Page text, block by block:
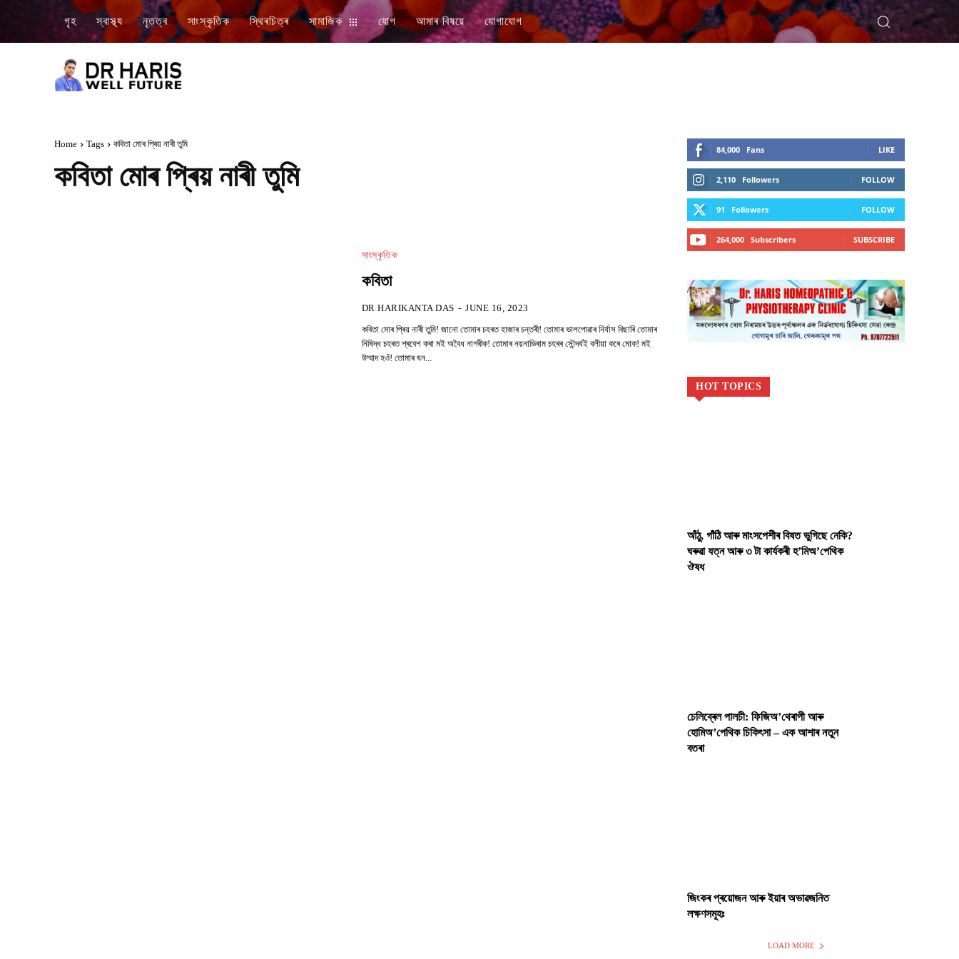
গৃহ স্বাস্থ্য নৃতত্ব সাংস্কৃতিক স্থিৰচিত্ৰ সামাজিক যোগ আমাৰ বিষয়ে যোগাযোগ
Home Tags কবিতা মোৰ প্ৰিয় নাৰী তুমি
কবিতা মোৰ প্ৰিয় নাৰী তুমি
সাংস্কৃতিক
কবিতা
DR HARIKANTA DAS - JUNE 16, 2023
কবিতা মোৰ প্ৰিয় নাৰী তুমি! জানো তোমাৰ চহৰত হাজাৰ চন্তৰী! তোমাৰ ভালপোৱাৰ নিৰ্যাস বিছাৰি তোমাৰ
নিষিদ্ধ চহৰত প্ৰবেশ কৰা মই অবৈধ নাগৰীক! তোমাৰ নয়নাভিৰাম চহৰৰ সৌন্দৰ্যই বলীয়া কৰে মোক! মই
উম্মাদ হওঁ! তোমাৰ ঘন...
84,000 Fans LIKE
2,110 Followers FOLLOW
91 Followers FOLLOW
264,000 Subscribers SUBSCRIBE
HOT TOPICS
আঁঠু, গাঁঠি আৰু মাংসপেশীৰ বিষত ভুগিছে নেকি?
ঘৰুৱা যত্ন আৰু ৩ টা কাৰ্যকৰী হ’মিঅ’পেথিক
ঔষধ
চেলিব্ৰেল পালচী: ফিজিঅ’থেৰাপী আৰু
হোমিঅ’পেথিক চিকিৎসা – এক আশাৰ নতুন
বতৰা
জিংকৰ প্ৰয়োজন আৰু ইয়াৰ অভাৱজনিত
লক্ষণসমূহঃ
LOAD MORE